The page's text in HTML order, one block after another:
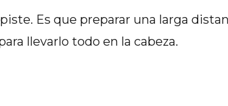
Es que preparar una larga
llevarlo todo en la cabeza.